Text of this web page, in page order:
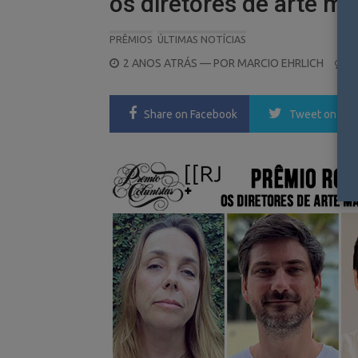
PRÊMIOS ÚLTIMAS NOTÍCIAS
POSTED
2 ANOS ATRÁS — POR MARCIO EHRLICH
Share on Facebook Tweet on